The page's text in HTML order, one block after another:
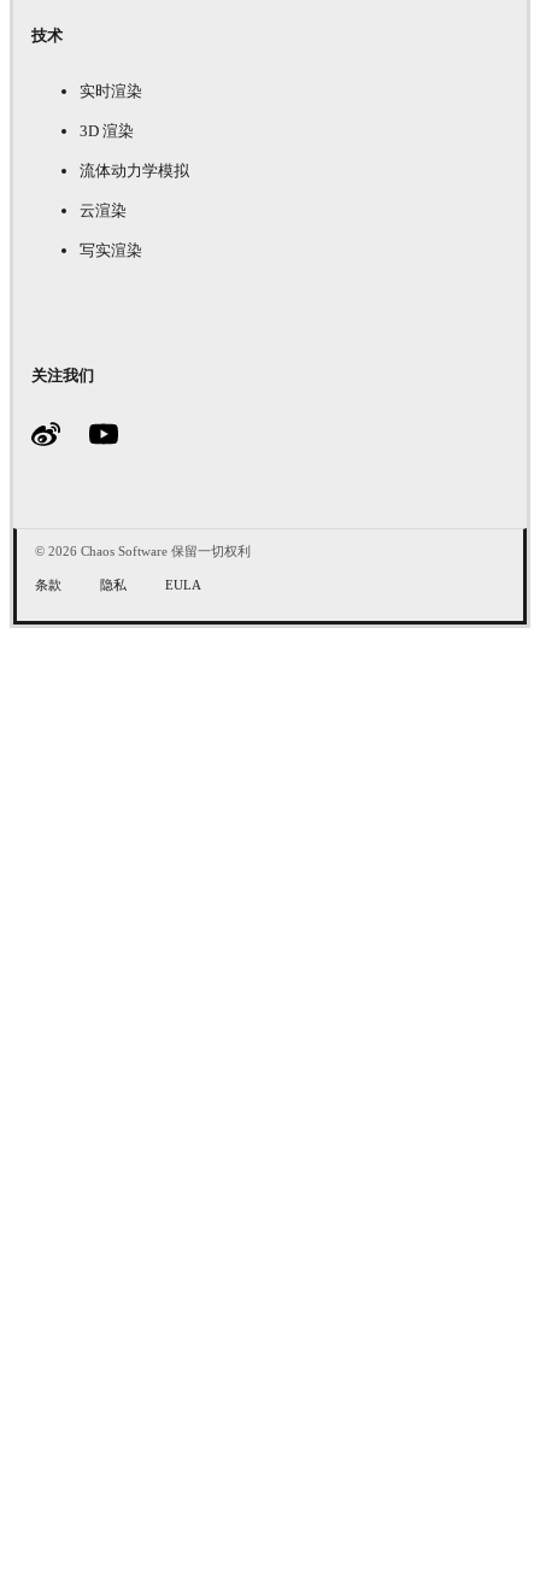
技术
实时渲染
3D 渲染
流体动力学模拟
云渲染
写实渲染
关注我们
© 2026 Chaos Software 保留一切权利
条款 隐私 EULA